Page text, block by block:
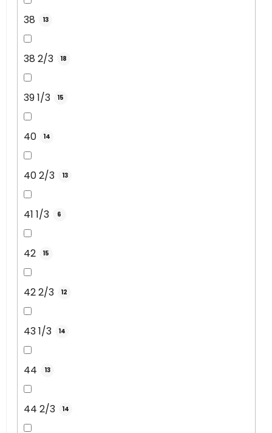
38 13
38 2/3 18
39 1/3 15
40 14
40 2/3 13
41 1/3 6
42 15
42 2/3 12
43 1/3 14
44 13
44 2/3 14